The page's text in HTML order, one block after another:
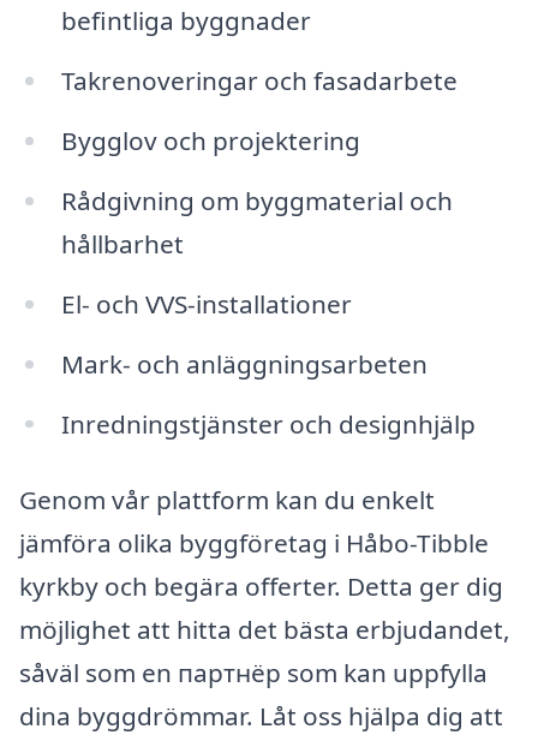
befintliga byggnader
Takrenoveringar och fasadarbete
Bygglov och projektering
Rådgivning om byggmaterial och
hållbarhet
El- och VVS-installationer
Mark- och anläggningsarbeten
Inredningstjänster och designhjälp
Genom vår plattform kan du enkelt
jämföra olika byggföretag i Håbo-Tibble
kyrkby och begära offerter. Detta ger dig
möjlighet att hitta det bästa erbjudandet,
såväl som en партнёр som kan uppfylla
dina byggdrömmar. Låt oss hjälpa dig att